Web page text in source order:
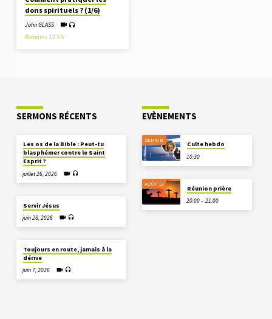
dons spirituels ? (1/6)
John GLASS
Romains 12:3-5
SERMONS RÉCENTS
Les os de la Bible : Peut-tu
blasphémer contre le Saint
Esprit ?
juillet 26, 2026
Servir Jésus
juin 28, 2026
Toujours en route, jamais à la
dérive
juin 7, 2026
EVÈNEMENTS
DEMAIN
Culte hebdo
10:30
AOÛT 12
Réunion prière
20:00 – 21:00